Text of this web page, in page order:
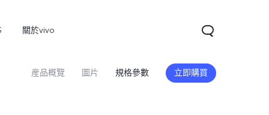
關於vivo
産品概覽 圖片 規格參數 立即購買